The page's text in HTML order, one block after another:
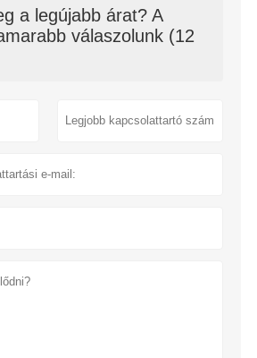
a legújabb árat? A
válaszolunk (12